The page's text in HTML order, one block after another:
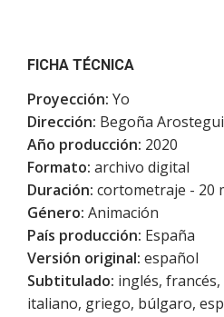
FICHA TÉCNICA
Proyección: Yo
Dirección: Begoña Arostegui
Año producción: 2020
Formato: archivo digital
Duración: cortometraje - 20
Género: Animación
País producción: España
Versión original: español
Subtitulado: inglés,
italiano, griego, búlgaro,